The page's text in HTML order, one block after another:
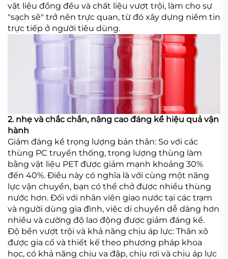
vật liệu đồng đều và chất liệu vượt trội, làm cho sự
"sạch sẽ" trở nên trực quan, từ đó xây dựng niềm tin
trực tiếp ở người tiêu dùng.
2. nhẹ và chắc chắn, nâng cao đáng kể hiệu quả vận
hành
Giảm đáng kể trọng lượng bản thân: So với các
thùng PC truyền thống, trọng lượng thùng làm
bằng vật liệu PET được giảm mạnh khoảng 30%
đến 40%. Điều này có nghĩa là với cùng một năng
lực vận chuyển, bạn có thể chở được nhiều thùng
nước hơn. Đối với nhân viên giao nước tại các trạm
và người dùng gia đình, việc di chuyển dễ dàng hơn
nhiều và cường độ lao động được giảm đáng kể.
Độ bền vượt trội và khả năng chịu áp lực: Thân xô
được gia cố và thiết kế theo phương pháp khoa
học, có khả năng chịu va đập, chịu rơi và chịu áp lực